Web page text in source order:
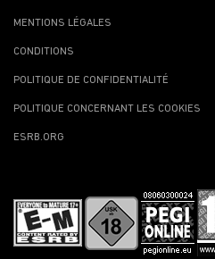
MENTIONS LÉGALES
CONDITIONS
POLITIQUE DE CONFIDENTIALITÉ
POLITIQUE CONCERNANT LES COOKIES
ESRB.ORG